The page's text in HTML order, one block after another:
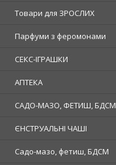
Товари для ЗРОСЛИХ
Парфуми з феромонами
СЕКС-ІГРАШКИ
АПТЕКА
САДО-МАЗО, ФЕТИШ, БДСМ
ЄНСТРУАЛЬНІ ЧАШІ
Садо-мазо, фетиш, БДСМ